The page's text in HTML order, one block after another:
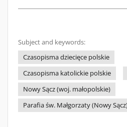
Subject and keywords:
Czasopisma dziecięce polskie
Czasopisma katolickie polskie
Nowy Sącz (woj. małopolskie)
Parafia św. Małgorzaty (Nowy